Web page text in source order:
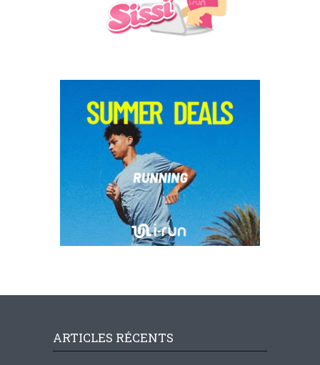
ARTICLES RÉCENTS